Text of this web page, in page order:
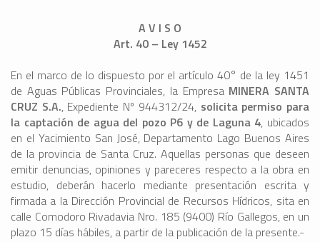
A V I S O
Art. 40 – Ley 1452
En el marco de lo dispuesto por el artículo 40° de la ley 1451
de Aguas Públicas Provinciales, la Empresa MINERA SANTA
CRUZ S.A., Expediente Nº 944312/24, solicita permiso para
la captación de agua del pozo P6 y de Laguna 4, ubicados
en el Yacimiento San José, Departamento Lago Buenos Aires
de la provincia de Santa Cruz. Aquellas personas que deseen
emitir denuncias, opiniones y pareceres respecto a la obra en
estudio, deberán hacerlo mediante presentación escrita y
firmada a la Dirección Provincial de Recursos Hídricos, sita en
calle Comodoro Rivadavia Nro. 185 (9400) Río Gallegos, en un
plazo 15 días hábiles, a partir de la publicación de la presente.-